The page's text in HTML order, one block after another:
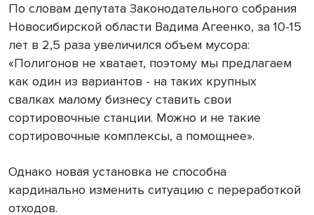
По словам депутата Законодательного собрания
Новосибирской области Вадима Агеенко, за 10-15
лет в 2,5 раза увеличился объем мусора:
«Полигонов не хватает, поэтому мы предлагаем
как один из вариантов - на таких крупных
свалках малому бизнесу ставить свои
сортировочные станции. Можно и не такие
сортировочные комплексы, а помощнее».
Однако новая установка не способна
кардинально изменить ситуацию с переработкой
отходов.